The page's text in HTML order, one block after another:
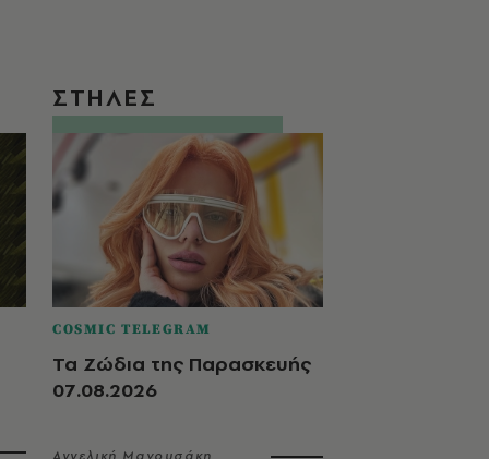
ΣΤΗΛΕΣ
COSMIC TELEGRAM
Τα Ζώδια της Παρασκευής
07.08.2026
Αγγελική Μανουσάκη